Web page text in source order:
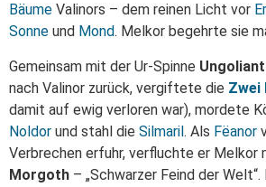
Bäume Valinors – dem reinen Licht vor
Sonne und Mond. Melkor begehrte sie
Gemeinsam mit der Ur-Spinne Ungoliant
nach Valinor zurück, vergiftete die Zwei
damit auf ewig verloren war), mordete
Noldor und stahl die Silmaril. Als Fëanor
Verbrechen erfuhr, verfluchte er Melkor
Morgoth – „Schwarzer Feind der